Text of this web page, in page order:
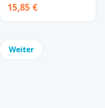
15,85 €
Weiter